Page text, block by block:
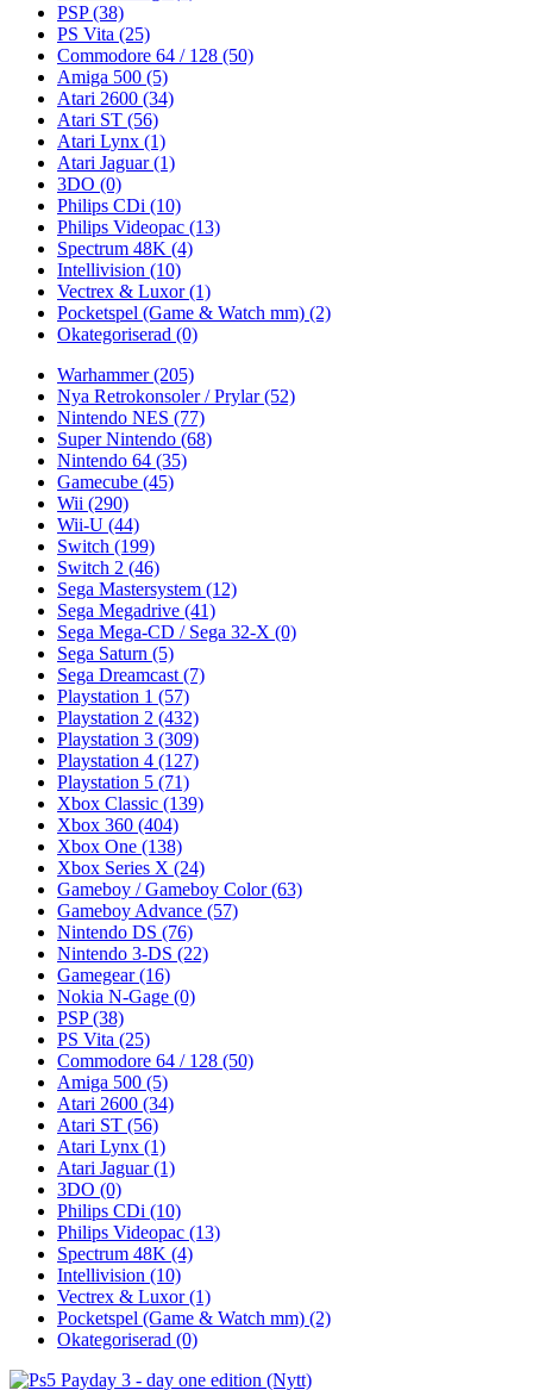
PSP(38)
PS Vita (25)
Commodore 64 / 128 (50)
Amiga 500 (5)
Atari 2600 (34)
Atari ST (56)
Atari Lynx (1)
Atari Jaguar(1)
3DO (0)
Philips CDi (10)
Philips Videopac (13)
Spectrum 48K (4)
Intellivision (10)
Vectrex & Luxor(1)
Pocketspel (Game & Watch mm) (2)
Okategoriserad (0)
Warhammer(205)
Nya Retrokonsoler / Prylar(52)
Nintendo NES (77)
Super Nintendo (68)
Nintendo 64 (35)
Gamecube (45)
Wii (290)
Wii-U (44)
Switch (199)
Switch 2 (46)
Sega Mastersystem (12)
Sega Megadrive (41)
Sega Mega-CD / Sega 32-X (0)
Sega Saturn (5)
Sega Dreamcast (7)
Playstation 1 (57)
Playstation 2 (432)
Playstation 3 (309)
Playstation 4 (127)
Playstation 5 (71)
Xbox Classic (139)
Xbox 360 (404)
Xbox One (138)
Xbox Series X (24)
Gameboy / Gameboy Color(63)
Gameboy Advance (57)
Nintendo DS (76)
Nintendo 3-DS (22)
Gamegear(16)
Nokia N-Gage (0)
PSP(38)
PS Vita (25)
Commodore 64 / 128 (50)
Amiga 500 (5)
Atari 2600 (34)
Atari ST (56)
Atari Lynx (1)
Atari Jaguar(1)
3DO (0)
Philips CDi (10)
Philips Videopac (13)
Spectrum 48K (4)
Intellivision (10)
Vectrex & Luxor(1)
Pocketspel (Game & Watch mm) (2)
Okategoriserad (0)